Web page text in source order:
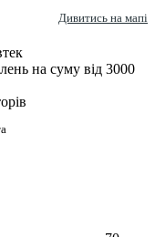
Дивитись на мапі
на суму від 3000